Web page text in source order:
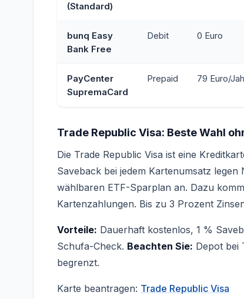
(Standard)
bunq Easy
Bank Free
Debit 0 Euro
PayCenter
SupremaCard
Prepaid 79 Euro/
Trade Republic Visa: Beste Wahl
Die Trade Republic Visa ist eine
Saveback bei jedem Kartenumsatz
wählbaren ETF-Sparplan an. Dazu
Kartenzahlungen. Bis zu 3 Prozent
Vorteile: Dauerhaft kostenlos, 1 %
Schufa-Check. Beachten Sie: Depot bei
begrenzt.
Karte beantragen: Trade Republic Visa